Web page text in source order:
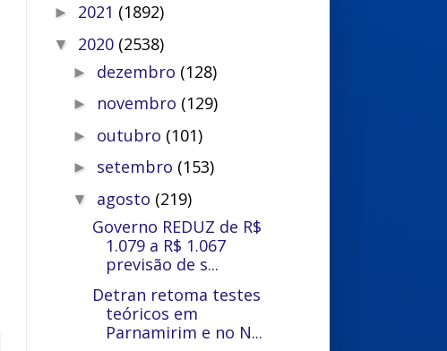
► 2021 (1892)
▼ 2020 (2538)
► dezembro (128)
► novembro (129)
► outubro (101)
► setembro (153)
▼ agosto (219)
Governo REDUZ de R$
1.079 a R$ 1.067
previsão de s...
Detran retoma testes
teóricos em
Parnamirim e no N...